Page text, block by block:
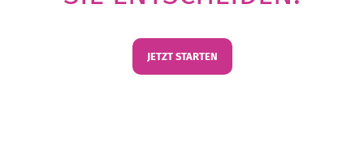
JETZT STARTEN